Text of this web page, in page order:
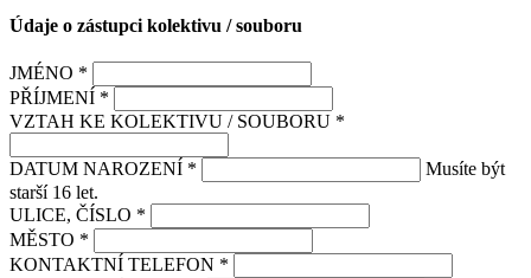
Údaje o zástupci kolektivu / souboru
JMÉNO *
PŘÍJMENÍ *
VZTAH KE KOLEKTIVU / SOUBORU *
DATUM NAROZENÍ *
Musíte být
starší 16 let.
ULICE, ČÍSLO *
MĚSTO *
KONTAKTNÍ TELEFON *